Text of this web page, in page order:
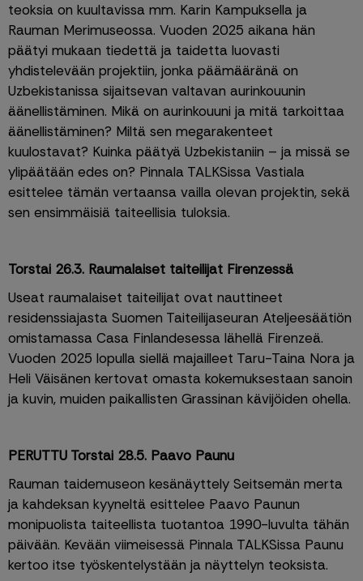
teoksia on kuultavissa mm. Karin Kampuksella ja
Rauman Merimuseossa. Vuoden 2025 aikana hän
päätyi mukaan tiedettä ja taidetta luovasti
yhdistelevään projektiin, jonka päämääränä on
Uzbekistanissa sijaitsevan valtavan aurinkouunin
äänellistäminen. Mikä on aurinkouuni ja mitä tarkoittaa
äänellistäminen? Miltä sen megarakenteet
kuulostavat? Kuinka päätyä Uzbekistaniin – ja missä se
ylipäätään edes on? Pinnala TALKSissa Vastiala
esittelee tämän vertaansa vailla olevan projektin, sekä
sen ensimmäisiä taiteellisia tuloksia.
Torstai 26.3. Raumalaiset taiteilijat Firenzessä
Useat raumalaiset taiteilijat ovat nauttineet
residenssiajasta Suomen Taiteilijaseuran Ateljeesäätiön
omistamassa Casa Finlandesessa lähellä Firenzeä.
Vuoden 2025 lopulla siellä majailleet Taru-Taina Nora ja
Heli Väisänen kertovat omasta kokemuksestaan sanoin
ja kuvin, muiden paikallisten Grassinan kävijöiden ohella.
PERUTTU Torstai 28.5. Paavo Paunu
Rauman taidemuseon kesänäyttely Seitsemän merta
ja kahdeksan kyyneltä esittelee Paavo Paunun
monipuolista taiteellista tuotantoa 1990-luvulta tähän
päivään. Kevään viimeisessä Pinnala TALKSissa Paunu
kertoo itse työskentelystään ja näyttelyn teoksista.